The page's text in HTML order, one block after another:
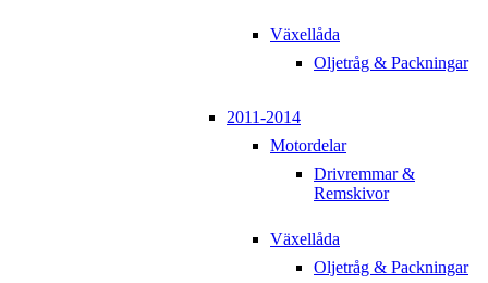
Växellåda
Oljetråg & Packningar
2011-2014
Motordelar
Drivremmar &
Remskivor
Växellåda
Oljetråg & Packningar